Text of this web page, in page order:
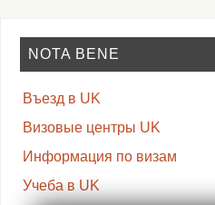
NOTA BENE
Въезд в UK
Визовые центры UK
Информация по визам
Учеба в UK